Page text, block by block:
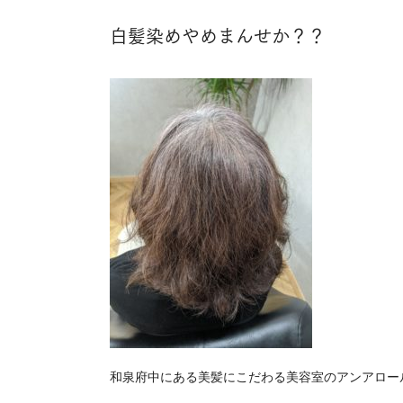
白髪染めやめまんせか？？
和泉府中にある美髪にこだわる美容室のアンアロー